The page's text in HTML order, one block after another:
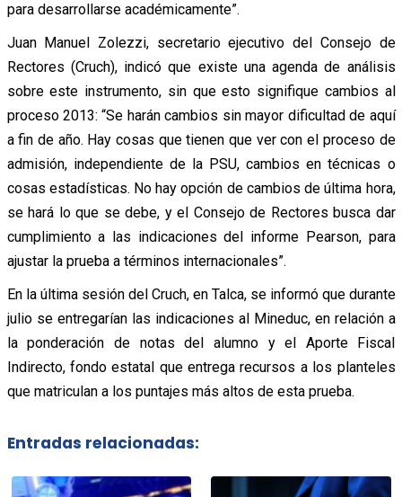
para desarrollarse académicamente”.
Juan Manuel Zolezzi, secretario ejecutivo del Consejo de
Rectores (Cruch), indicó que existe una agenda de análisis
sobre este instrumento, sin que esto signifique cambios al
proceso 2013: “Se harán cambios sin mayor dificultad de aquí
a fin de año. Hay cosas que tienen que ver con el proceso de
admisión, independiente de la PSU, cambios en técnicas o
cosas estadísticas. No hay opción de cambios de última hora,
se hará lo que se debe, y el Consejo de Rectores busca dar
cumplimiento a las indicaciones del informe Pearson, para
ajustar la prueba a términos internacionales”.
En la última sesión del Cruch, en Talca, se informó que durante
julio se entregarían las indicaciones al Mineduc, en relación a
la ponderación de notas del alumno y el Aporte Fiscal
Indirecto, fondo estatal que entrega recursos a los planteles
que matriculan a los puntajes más altos de esta prueba.
Entradas relacionadas: